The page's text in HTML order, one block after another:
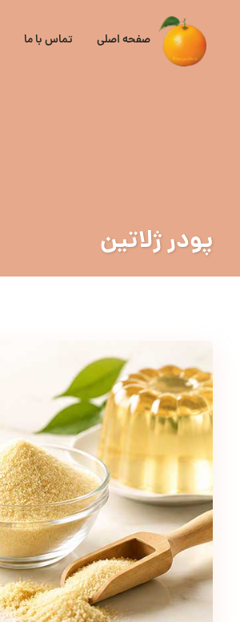
صفحه اصلی تماس با ما
پودر ژلاتین